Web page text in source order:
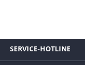
SERVICE-HOTLINE